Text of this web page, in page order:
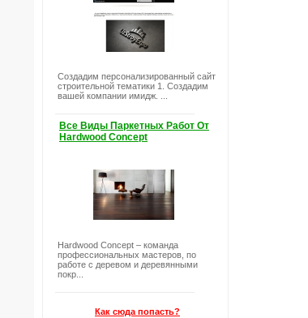
Создадим персонализированный сайт
строительной тематики 1. Создадим
вашей компании имидж. ...
Все Виды Паркетных Работ От
Hardwood Concept
Hardwood Concept – команда
профессиональных мастеров, по
работе с деревом и деревянными
покр...
Как сюда попасть?